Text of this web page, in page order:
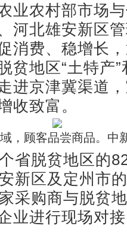
农村部市场与
河北雄安新区
消费、稳增长
贫地区“土特产
进京津冀渠道
收致富。
，顾客品尝商品。中
脱贫地区的
新区及定州市
采购商与脱贫
业进行现场对